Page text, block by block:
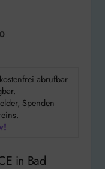
abrufbar
Spenden